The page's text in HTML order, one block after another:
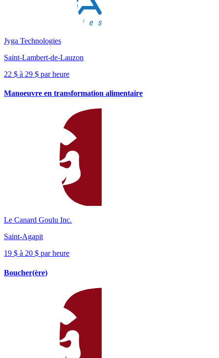
Jyga Technologies
Saint-Lambert-de-Lauzon
22 $ à 29 $ par heure
Manoeuvre en transformation alimentaire
Le Canard Goulu Inc.
Saint-Agapit
19 $ à 20 $ par heure
Boucher(ère)